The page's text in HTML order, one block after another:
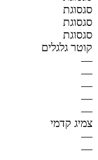
סגסוגת
סגסוגת
סגסוגת
קוטר גלגלים
—
—
—
—
—
צמיג קדמי
—
—